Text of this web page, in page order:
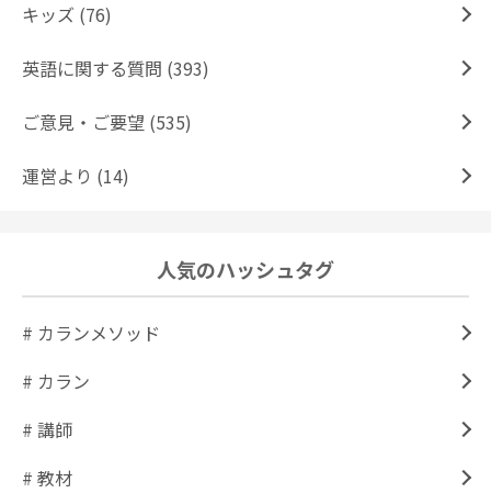
キッズ (76)
英語に関する質問 (393)
ご意見・ご要望 (535)
運営より (14)
人気のハッシュタグ
# カランメソッド
# カラン
# 講師
# 教材